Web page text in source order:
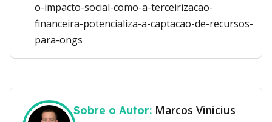
o-impacto-social-como-a-terceirizacao-
financeira-potencializa-a-captacao-de-recursos-
para-ongs
Sobre o Autor: Marcos Vinicius